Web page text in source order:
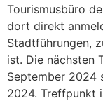
Tourismusbüro
dort direkt
Stadtführungen,
ist. Die nächsten
September 2024
2024. Treffpunkt